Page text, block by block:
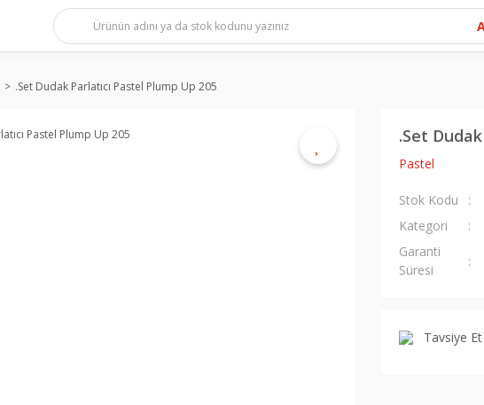
.Set Dudak Parlatıcı Pastel Plump Up 205
.Set
Pastel
Stok Kodu
Kategori
Garanti
Süresi
Tavsiye Et